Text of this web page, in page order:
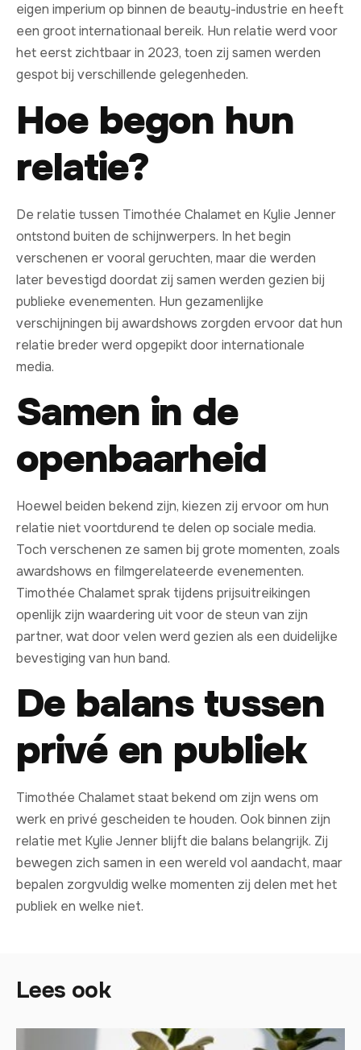
eigen imperium op binnen de beauty-industrie en heeft
een groot internationaal bereik. Hun relatie werd voor
het eerst zichtbaar in 2023, toen zij samen werden
gespot bij verschillende gelegenheden.
Hoe begon hun
relatie?
De relatie tussen Timothée Chalamet en Kylie Jenner
ontstond buiten de schijnwerpers. In het begin
verschenen er vooral geruchten, maar die werden
later bevestigd doordat zij samen werden gezien bij
publieke evenementen. Hun gezamenlijke
verschijningen bij awardshows zorgden ervoor dat hun
relatie breder werd opgepikt door internationale
media.
Samen in de
openbaarheid
Hoewel beiden bekend zijn, kiezen zij ervoor om hun
relatie niet voortdurend te delen op sociale media.
Toch verschenen ze samen bij grote momenten, zoals
awardshows en filmgerelateerde evenementen.
Timothée Chalamet sprak tijdens prijsuitreikingen
openlijk zijn waardering uit voor de steun van zijn
partner, wat door velen werd gezien als een duidelijke
bevestiging van hun band.
De balans tussen
privé en publiek
Timothée Chalamet staat bekend om zijn wens om
werk en privé gescheiden te houden. Ook binnen zijn
relatie met Kylie Jenner blijft die balans belangrijk. Zij
bewegen zich samen in een wereld vol aandacht, maar
bepalen zorgvuldig welke momenten zij delen met het
publiek en welke niet.
Lees ook